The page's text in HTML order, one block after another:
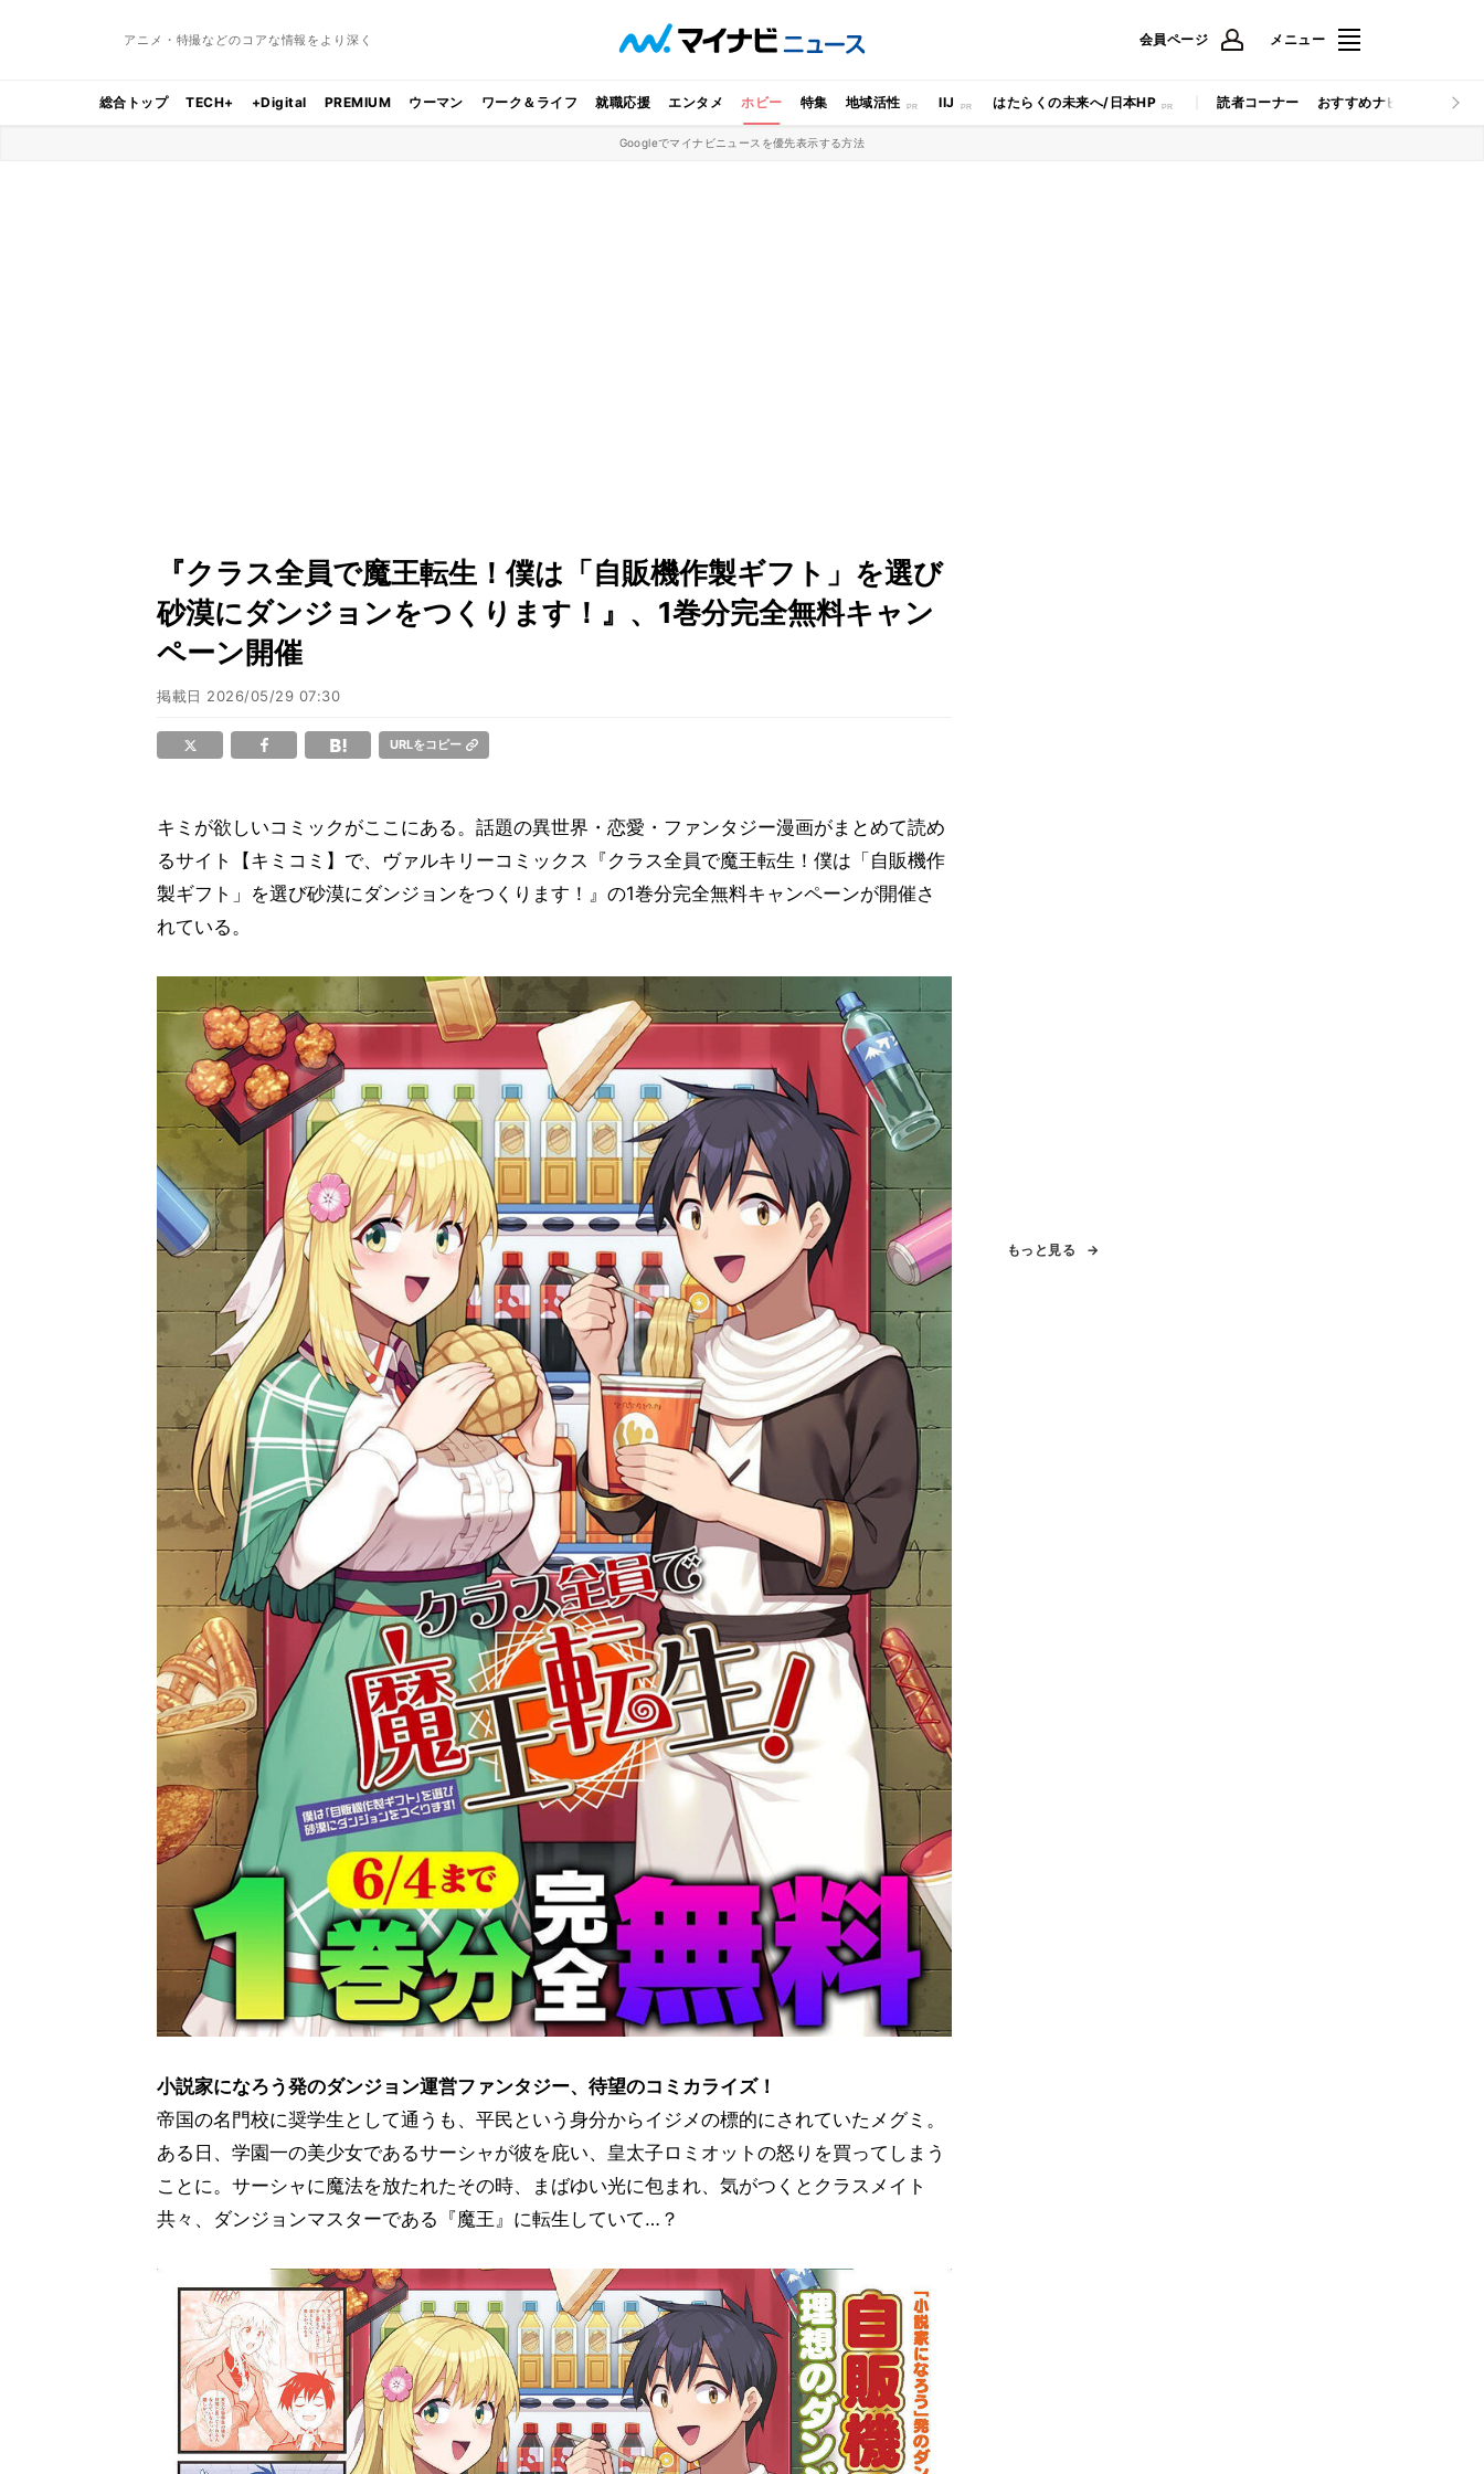
アニメ・特撮などのコアな情報をより深く 会員ページ メニュー
総合トップ TECH+ +Digital PREMIUM ウーマン ワーク＆ライフ 就職応援 エンタメ ホビー 特集 地域活性 IIJ はたらくの未来へ/日本HP 読者コーナー おすすめナビ マイナビ
Googleでマイナビニュースを優先表示する方法
『クラス全員で魔王転生！僕は「自販機作製ギフト」を選び
砂漠にダンジョンをつくります！』、1巻分完全無料キャン
ペーン開催
掲載日 2026/05/29 07:30
URLをコピー
キミが欲しいコミックがここにある。話題の異世界・恋愛・ファンタジー漫画がまとめて読め
るサイト【キミコミ】で、ヴァルキリーコミックス『クラス全員で魔王転生！僕は「自販機作
製ギフト」を選び砂漠にダンジョンをつくります！』の1巻分完全無料キャンペーンが開催さ
れている。
小説家になろう発のダンジョン運営ファンタジー、待望のコミカライズ！
帝国の名門校に奨学生として通うも、平民という身分からイジメの標的にされていたメグミ。
ある日、学園一の美少女であるサーシャが彼を庇い、皇太子ロミオットの怒りを買ってしまう
ことに。サーシャに魔法を放たれたその時、まばゆい光に包まれ、気がつくとクラスメイト
共々、ダンジョンマスターである『魔王』に転生していて…？
もっと見る